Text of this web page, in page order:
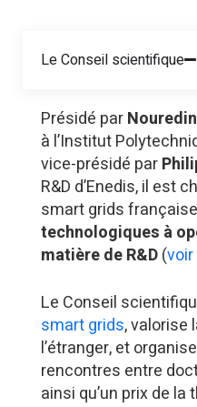
Le Conseil scientifique
Présidé par
à l’Institut
vice-présidé par
R&D d’Enedis, il est
smart grids
technologiques à
matière deR&D(
Le Conseil
smart grids, valorise
l’étranger, et
rencontres entre
ainsi qu’un prix de la